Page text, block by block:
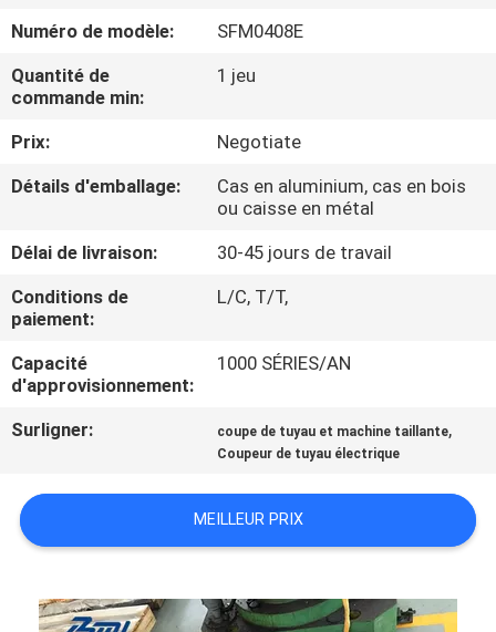
D'USINE
CONTRÔLE
DE
QUALITÉ
PLAN
DU
SITE
POLITIQUE
EN
DE
PROTECTION
Numéro de modèle:
SFM0408E
Quantité de
commande min:
1 jeu
Prix:
Negotiate
Détails d'emballage:
Cas en aluminium, cas en bois
ou caisse en métal
Délai de livraison:
30-45 jours de travail
Conditions de
paiement:
L/C, T/T,
Capacité
d'approvisionnement:
1000 SÉRIES/AN
Surligner: coupe de tuyau et machine taillante,
Coupeur de tuyau électrique
MEILLEUR PRIX